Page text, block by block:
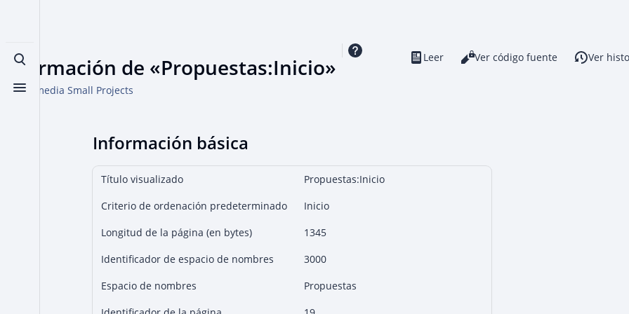
Búsqueda alternativa
Menú alternativo
Información de «Propuestas:Inicio»
De Wikimedia Small Projects
Vistas
Leer Ver código fuente Ver
Información básica
Título visualizado
Propuestas:Inicio
Criterio de ordenación predeterminado
Inicio
Longitud de la página (en bytes)
1345
Identificador de espacio de nombres
3000
Espacio de nombres
Propuestas